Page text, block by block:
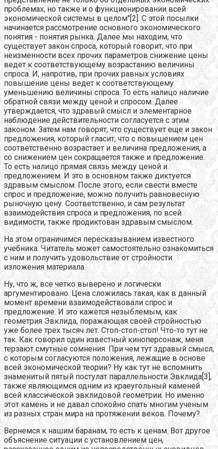
проблемах, но также и о функционировании всей
экономической системы в целом"[2]. С этой посылки
начинается рассмотрение основного экономического
понятия - понятия рынка. Далее мы находим, что
существует закон спроса, который говорит, что при
неизменности всех прочих параметров снижение цены
ведет к соответствующему возрастанию величины
спроса. И, напротив, при прочих равных условиях
повышение цены ведет к соответствующему
уменьшению величины спроса. То есть налицо наличие
обратной связи между ценой и спросом. Далее
утверждается, что здравый смысл и элементарное
наблюдение действительности согласуется с этим
законом. Затем нам говорят, что существует еще и закон
предложения, который гласит, что с повышением цен
соответственно возрастает и величина предложения, а
со снижением цен сокращается также и предложение.
То есть налицо прямая связь между ценой и
предложением. И это в основном также диктуется
здравым смыслом. После этого, если свести вместе
спрос и предложение, можно получить равновесную
рыночную цену. Соответственно, и сам результат
взаимодействия спроса и предложения, по всей
видимости, также продиктован здравым смыслом.
На этом ограничимся пересказыванием известного
учебника. Читатель может самостоятельно ознакомиться
с ним и получить удовольствие от стройности
изложения материала.
Ну, что ж, все четко выверено и логически
аргументировано. Цена сложилась такая, как в данный
момент времени взаимодействовали спрос и
предложение. И это кажется незыблемым, как
геометрия Эвклида, поражающая своей стройностью
уже более трех тысяч лет. Стоп-стоп-стоп! Что-то тут не
так. Как говорил один известный киноперсонаж, меня
терзают смутные сомнения. При чем тут здравый смысл,
с которым согласуются положения, лежащие в основе
всей экономической теории? Ну как тут не вспомнить
знаменитый пятый постулат параллельности Эвклида[3],
также являющимся одним из краеугольный каменей
всей классической эвклидовой геометрии. Но именно
этот камень и не давал спокойно спать многим ученым
из разных стран мира на протяжении веков. Почему?
Вернемся к нашим баранам, то есть к ценам. Вот другое
объяснение ситуации с установлением цен,